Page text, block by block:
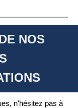
NOS
n'hésitez pas à